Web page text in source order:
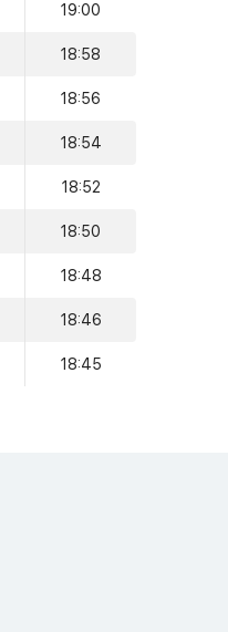
19:00
18:58
18:56
18:54
18:52
18:50
18:48
18:46
18:45